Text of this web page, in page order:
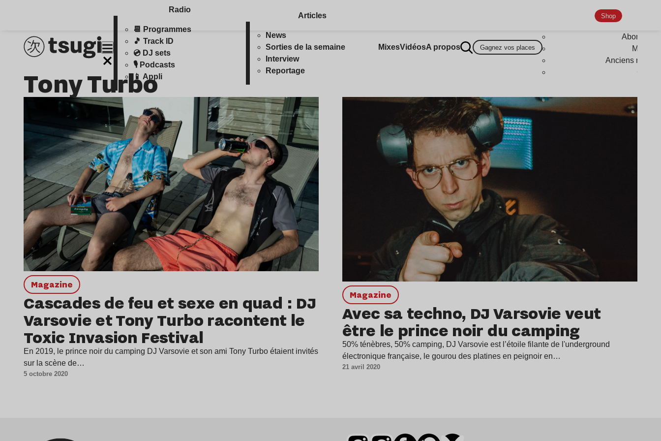
Radio
📆 Programmes
🎵 Track ID
💿 DJ sets
🎙️ Podcasts
📱 Appli
Articles
News
Sorties de la semaine
Interview
Reportage
MixesVidéosA propos Gagnez vos places
Shop
Anciens
Tony Turbo
magazine
Cascades de feu et sexe en quad : DJ
Varsovie et Tony Turbo racontent le
Toxic Invasion Festival
En 2019, le prince noir du camping DJ Varsovie et son ami Tony Turbo étaient invités
sur la scène de…
5 octobre 2020
magazine
Avec sa techno, DJ Varsovie veut
être le prince noir du camping
50% ténèbres, 50% camping, DJ Varsovie est l’étoile filante de l'underground
électronique française, le gourou des platines en peignoir en…
21 avril 2020